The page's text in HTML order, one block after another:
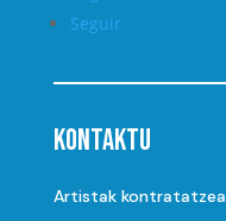
Seguir
Kontaktu
Artistak kontratatzea